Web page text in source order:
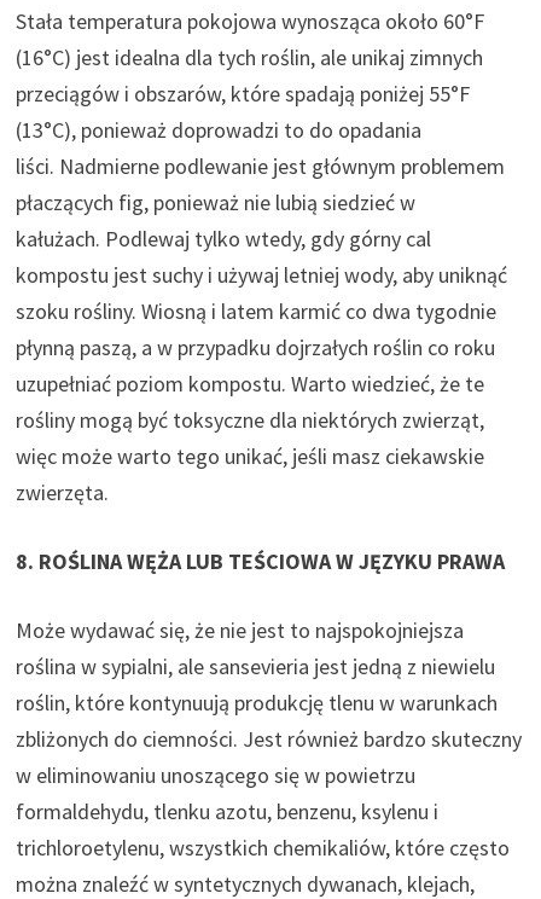
Stała temperatura pokojowa wynosząca około 60°F
(16°C) jest idealna dla tych roślin, ale unikaj zimnych
przeciągów i obszarów, które spadają poniżej 55°F
(13°C), ponieważ doprowadzi to do opadania
liści. Nadmierne podlewanie jest głównym problemem
płaczących fig, ponieważ nie lubią siedzieć w
kałużach. Podlewaj tylko wtedy, gdy górny cal
kompostu jest suchy i używaj letniej wody, aby uniknąć
szoku rośliny. Wiosną i latem karmić co dwa tygodnie
płynną paszą, a w przypadku dojrzałych roślin co roku
uzupełniać poziom kompostu. Warto wiedzieć, że te
rośliny mogą być toksyczne dla niektórych zwierząt,
więc może warto tego unikać, jeśli masz ciekawskie
zwierzęta.
8. ROŚLINA WĘŻA LUB TEŚCIOWA W JĘZYKU PRAWA
Może wydawać się, że nie jest to najspokojniejsza
roślina w sypialni, ale sansevieria jest jedną z niewielu
roślin, które kontynuują produkcję tlenu w warunkach
zbliżonych do ciemności. Jest również bardzo skuteczny
w eliminowaniu unoszącego się w powietrzu
formaldehydu, tlenku azotu, benzenu, ksylenu i
trichloroetylenu, wszystkich chemikaliów, które często
można znaleźć w syntetycznych dywanach, klejach,